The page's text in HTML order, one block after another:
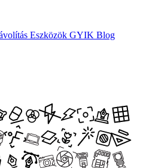
Eszközök GYIK Blog